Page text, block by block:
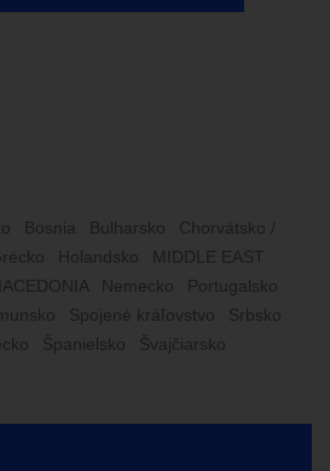
Bosnia Bulharsko
Chorvátsko /
Holandsko
MIDDLE EAST
Nemecko
Portugalsko
Spojené kráľovstvo
Srbsko
Španielsko Švajčiarsko